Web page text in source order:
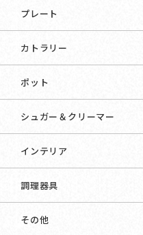
プレート
カトラリー
ポット
シュガー＆クリーマー
インテリア
調理器具
その他